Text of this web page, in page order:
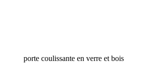
porte coulissante en verre et bois